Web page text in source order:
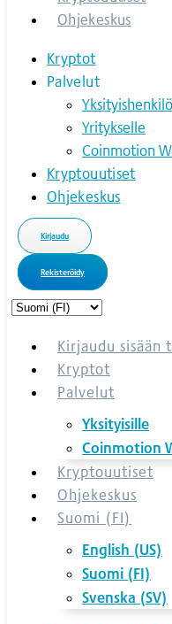
Ohjekeskus
Kryptot
Palvelut
Yritykselle
Coinmotion
Kryptouutiset
Ohjekeskus
Kirjaudu
Rekisteröidy
Choose
languageKirjaudu sisään
Kryptot
Palvelut
Yksityisille
Coinmotion
Kryptouutiset
Ohjekeskus
Suomi (FI)
English (US)
Suomi (FI)
Svenska (SV)